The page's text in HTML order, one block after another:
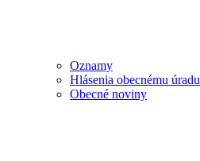
Oznamy
Hlásenia obecnému úradu
Obecné noviny